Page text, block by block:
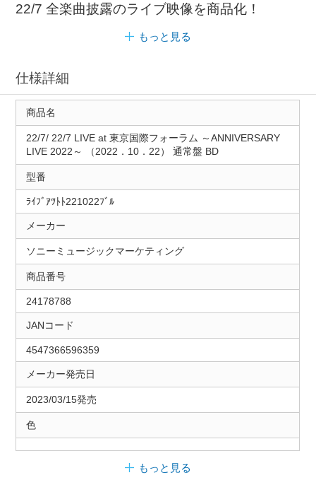
22/7 全楽曲披露のライブ映像を商品化！
もっと見る
仕様詳細
商品名
22/7/ 22/7 LIVE at 東京国際フォーラム ～ANNIVERSARY
LIVE 2022～ （2022．10．22） 通常盤 BD
型番
ﾗｲﾌﾞｱﾂﾄﾄ221022ﾌﾞﾙ
メーカー
ソニーミュージックマーケティング
商品番号
24178788
JANコード
4547366596359
メーカー発売日
2023/03/15発売
色
もっと見る